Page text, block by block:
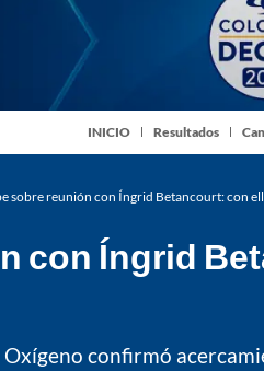
INICIO Resultados
sobre reunión con Íngrid Betancourt: con
con Íngrid
confirmó